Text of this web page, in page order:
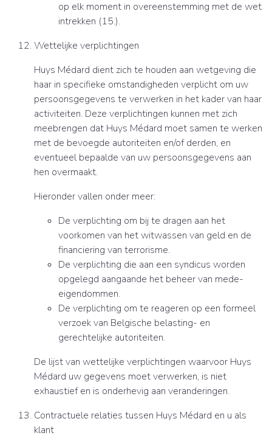
op elk moment in overeenstemming met de wet
intrekken (15.).
Wettelijke verplichtingen
Huys Médard dient zich te houden aan wetgeving die
haar in specifieke omstandigheden verplicht om uw
persoonsgegevens te verwerken in het kader van haar
activiteiten. Deze verplichtingen kunnen met zich
meebrengen dat Huys Médard moet samen te werken
met de bevoegde autoriteiten en/of derden, en
eventueel bepaalde van uw persoonsgegevens aan
hen overmaakt.
Hieronder vallen onder meer:
De verplichting om bij te dragen aan het
voorkomen van het witwassen van geld en de
financiering van terrorisme.
De verplichting die aan een syndicus worden
opgelegd aangaande het beheer van mede-
eigendommen.
De verplichting om te reageren op een formeel
verzoek van Belgische belasting- en
gerechtelijke autoriteiten.
De lijst van wettelijke verplichtingen waarvoor Huys
Médard uw gegevens moet verwerken, is niet
exhaustief en is onderhevig aan veranderingen.
Contractuele relaties tussen Huys Médard en u als
klant